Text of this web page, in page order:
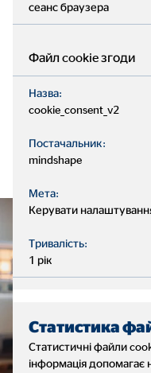
сеанс браузера
Файл cookie згоди
Назва:
cookie_consent_v2
Постачальник:
mindshape
Мета:
Керувати
Тривалість:
1 рік
Статистика
Статистичні файли
інформація допомагає